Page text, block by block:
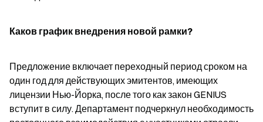
Каков график внедрения новой рамки?
Предложение включает переходный период сроком на
один год для действующих эмитентов, имеющих
лицензии Нью-Йорка, после того как закон GENIUS
вступит в силу. Департамент подчеркнул необходимость